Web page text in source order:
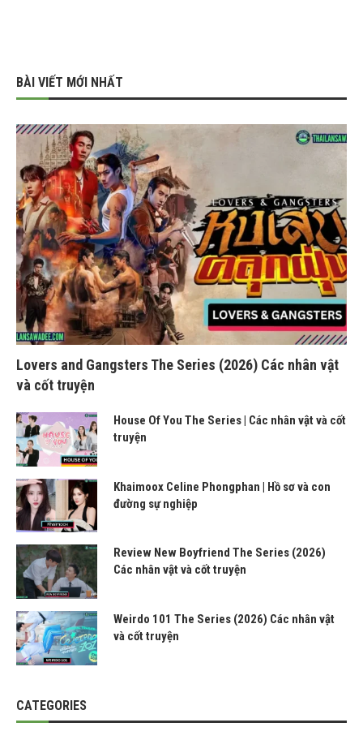
BÀI VIẾT MỚI NHẤT
Lovers and Gangsters The Series (2026) Các nhân vật
và cốt truyện
House Of You The Series | Các nhân vật và cốt
truyện
Khaimoox Celine Phongphan | Hồ sơ và con
đường sự nghiệp
Review New Boyfriend The Series (2026)
Các nhân vật và cốt truyện
Weirdo 101 The Series (2026) Các nhân vật
và cốt truyện
CATEGORIES